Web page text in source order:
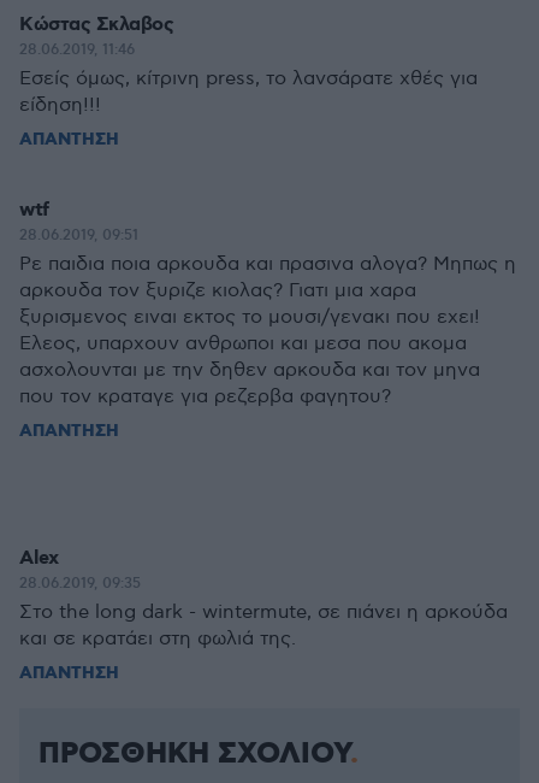
Κώστας Σκλαβος
28.06.2019, 11:46
Εσείς όμως, κίτρινη press, το λανσάρατε χθές για
είδηση!!!
ΑΠΑΝΤΗΣΗ
wtf
28.06.2019, 09:51
Ρε παιδια ποια αρκουδα και πρασινα αλογα? Μηπως η
αρκουδα τον ξυριζε κιολας? Γιατι μια χαρα
ξυρισμενος ειναι εκτος το μουσι/γενακι που εχει!
Ελεος, υπαρχουν ανθρωποι και μεσα που ακομα
ασχολουνται με την δηθεν αρκουδα και τον μηνα
που τον κραταγε για ρεζερβα φαγητου?
ΑΠΑΝΤΗΣΗ
Alex
28.06.2019, 09:35
Στο the long dark - wintermute, σε πιάνει η αρκούδα
και σε κρατάει στη φωλιά της.
ΑΠΑΝΤΗΣΗ
ΠΡΟΣΘΗΚΗ ΣΧΟΛΙΟΥ